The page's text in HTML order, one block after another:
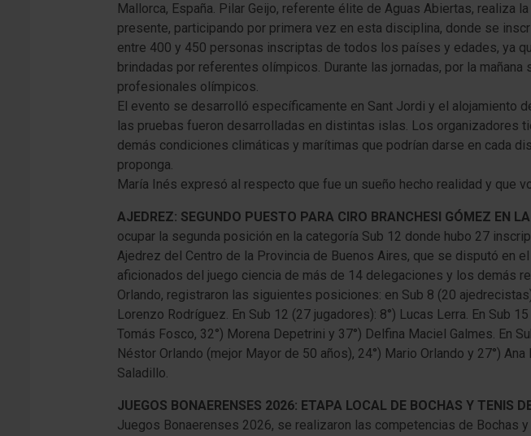
Mallorca, España. Pilar Geijo, referente élite de Aguas Abiertas, realiza
presente, participando por primera vez en esta disciplina, donde se
entre 400 y 450 personas inscriptas de todos los países y edades, ya
brindadas por referentes olímpicos. Durante las jornadas, por la
profesionales olímpicos.
El evento se desarrolló específicamente en Sant Jordi y el alojamiento
las pruebas fueron desarrolladas en distintas islas. Los organizadores
demás condiciones climáticas y marítimas que podrían darse en cada
proponga.
María Inés expresó al respecto que fue un sueño hecho realidad y que
AJEDREZ: SEGUNDO PUESTO PARA CIRO BRANCHESI GÓMEZ EN
ocupar la segunda posición en la categoría Sub 12 donde hubo 27
Ajedrez del Centro de la Provincia de Buenos Aires, que se disputó en
aficionados del juego ciencia de más de 14 delegaciones y los demás
Orlando, registraron las siguientes posiciones: en Sub 8 (20
Lorenzo Rodríguez. En Sub 12 (27 jugadores): 8°) Lucas Lerra. En Sub
Tomás Fosco, 32°) Morena Depetrini y 37°) Delfina Maciel Galmes. En
Néstor Orlando (mejor Mayor de 50 años), 24°) Mario Orlando y 27°)
Saladillo.
JUEGOS BONAERENSES 2026: ETAPA LOCAL DE BOCHAS Y TENIS
Juegos Bonaerenses 2026, se realizaron las competencias de Bochas